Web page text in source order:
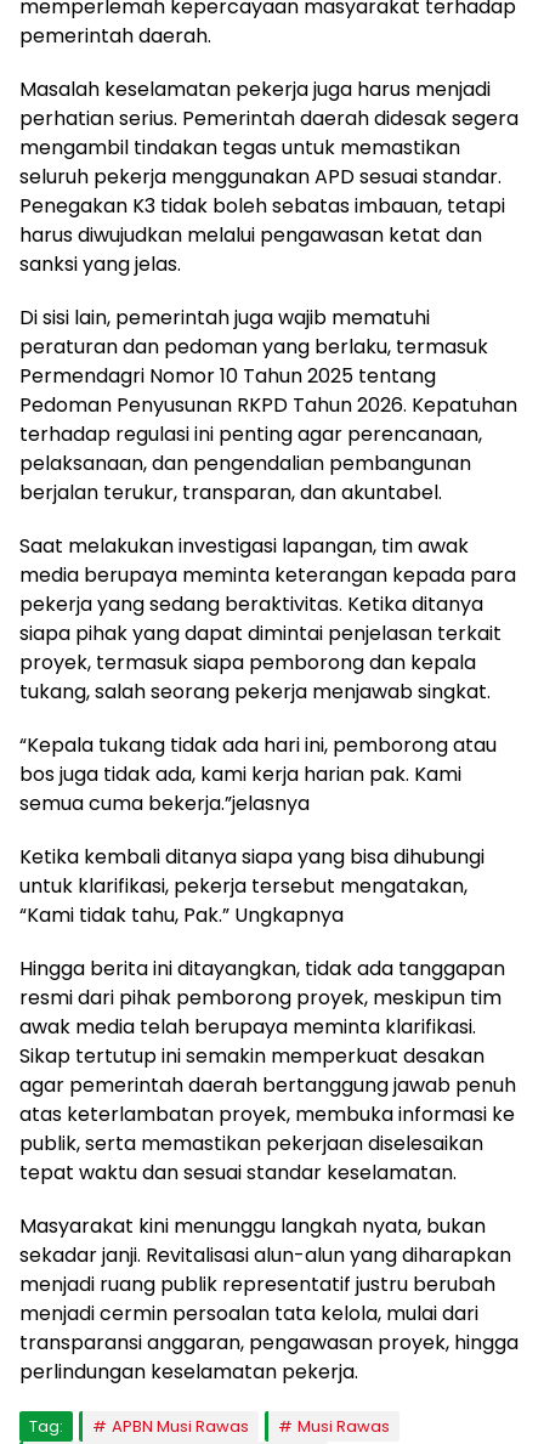
memperlemah kepercayaan masyarakat terhadap
pemerintah daerah.
Masalah keselamatan pekerja juga harus menjadi
perhatian serius. Pemerintah daerah didesak segera
mengambil tindakan tegas untuk memastikan
seluruh pekerja menggunakan APD sesuai standar.
Penegakan K3 tidak boleh sebatas imbauan, tetapi
harus diwujudkan melalui pengawasan ketat dan
sanksi yang jelas.
Di sisi lain, pemerintah juga wajib mematuhi
peraturan dan pedoman yang berlaku, termasuk
Permendagri Nomor 10 Tahun 2025 tentang
Pedoman Penyusunan RKPD Tahun 2026. Kepatuhan
terhadap regulasi ini penting agar perencanaan,
pelaksanaan, dan pengendalian pembangunan
berjalan terukur, transparan, dan akuntabel.
Saat melakukan investigasi lapangan, tim awak
media berupaya meminta keterangan kepada para
pekerja yang sedang beraktivitas. Ketika ditanya
siapa pihak yang dapat dimintai penjelasan terkait
proyek, termasuk siapa pemborong dan kepala
tukang, salah seorang pekerja menjawab singkat.
“Kepala tukang tidak ada hari ini, pemborong atau
bos juga tidak ada, kami kerja harian pak. Kami
semua cuma bekerja.”jelasnya
Ketika kembali ditanya siapa yang bisa dihubungi
untuk klarifikasi, pekerja tersebut mengatakan,
“Kami tidak tahu, Pak.” Ungkapnya
Hingga berita ini ditayangkan, tidak ada tanggapan
resmi dari pihak pemborong proyek, meskipun tim
awak media telah berupaya meminta klarifikasi.
Sikap tertutup ini semakin memperkuat desakan
agar pemerintah daerah bertanggung jawab penuh
atas keterlambatan proyek, membuka informasi ke
publik, serta memastikan pekerjaan diselesaikan
tepat waktu dan sesuai standar keselamatan.
Masyarakat kini menunggu langkah nyata, bukan
sekadar janji. Revitalisasi alun-alun yang diharapkan
menjadi ruang publik representatif justru berubah
menjadi cermin persoalan tata kelola, mulai dari
transparansi anggaran, pengawasan proyek, hingga
perlindungan keselamatan pekerja.
Tag: APBN Musi Rawas
Musi Rawas